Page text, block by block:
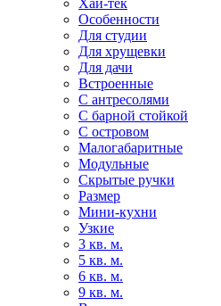
Особенности
Для студии
Для хрущевки
Для дачи
Встроенные
С антресолями
С барной стойкой
С островом
Малогабаритные
Модульные
Скрытые ручки
Размер
Мини-кухни
Узкие
3 кв. м.
5 кв. м.
6 кв. м.
9 кв. м.